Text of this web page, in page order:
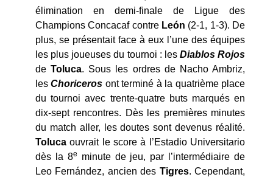
élimination en demi-finale de Ligue des
Champions Concacaf contre León (2-1, 1-3). De
plus, se présentait face à eux l’une des équipes
les plus joueuses du tournoi : les Diablos Rojos
deToluca. Sous les ordres de Nacho Ambriz,
lesChoriceros ont terminé à la quatrième place
du tournoi avec trente-quatre buts marqués en
dix-sept rencontres. Dès les premières minutes
du match aller, les doutes sont devenus réalité.
Toluca ouvrait le score à l’Estadio Universitario
dès la 8e
minute de jeu, par l’intermédiaire de
Leo Fernández, ancien des Tigres. Cependant,